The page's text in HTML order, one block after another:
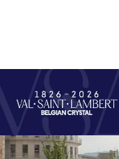
Cookies management